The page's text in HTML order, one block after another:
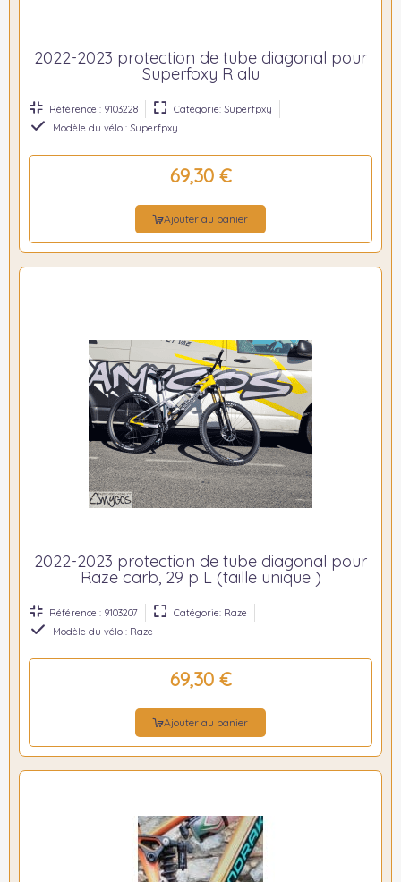
2022-2023 protection de tube diagonal pour
Superfoxy R alu
Référence : 9103228
Catégorie: Superfpxy
Modèle du vélo : Superfpxy
69,30 €
Ajouter au panier
2022-2023 protection de tube diagonal pour
Raze carb, 29 p L (taille unique )
Référence : 9103207
Catégorie: Raze
Modèle du vélo : Raze
69,30 €
Ajouter au panier